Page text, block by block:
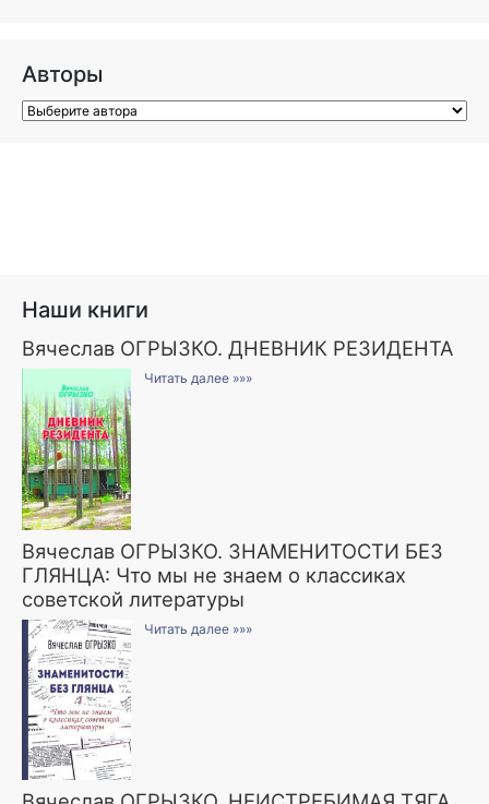
Авторы
Наши книги
Вячеслав ОГРЫЗКО. ДНЕВНИК РЕЗИДЕНТА
Читать далее »»»
Вячеслав ОГРЫЗКО. ЗНАМЕНИТОСТИ БЕЗ
ГЛЯНЦА: Что мы не знаем о классиках
советской литературы
Читать далее »»»